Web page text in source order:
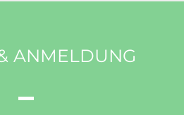
ANMELDUNG